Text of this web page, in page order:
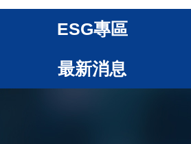
ESG專區
最新消息